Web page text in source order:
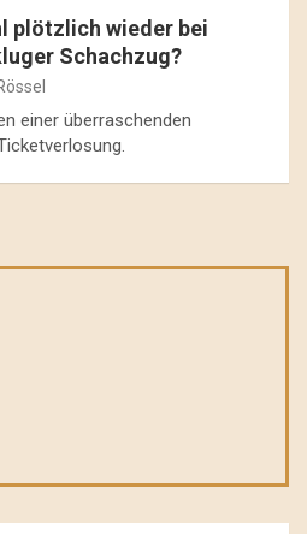
plötzlich wieder bei
Schachzug?
einer überraschenden